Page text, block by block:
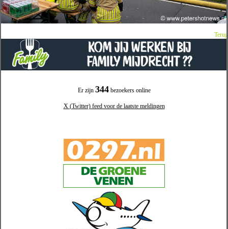
Er zijn 344bezoekers online
X (Twitter) feed voor de laatste meldingen
Terug